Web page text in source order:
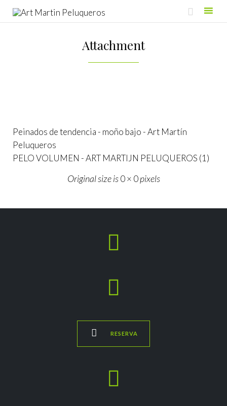

Attachment
Peinados de tendencia - moño bajo - Art Martín
Peluqueros
PELO VOLUMEN - ART MARTIJN PELUQUEROS (1)
Original size is0 × 0pixels


 RESERVA
